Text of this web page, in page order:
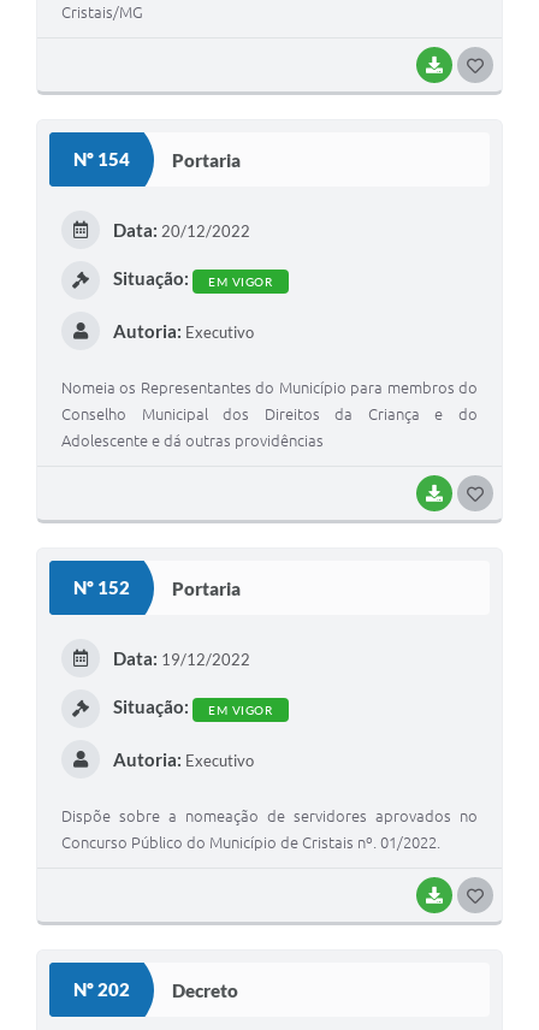
BAIXAR
Cristais/MG
Nº 154 Portaria
BAIXAR
Data: 20/12/2022
Situação: EM VIGOR
Autoria: Executivo
Nomeia os Representantes do Município para membros do
Conselho Municipal dos Direitos da Criança e do
Adolescente e dá outras providências
Nº 152 Portaria
BAIXAR
Data: 19/12/2022
Situação: EM VIGOR
Autoria: Executivo
Dispõe sobre a nomeação de servidores aprovados no
Concurso Público do Município de Cristais nº. 01/2022.
Nº 202 Decreto